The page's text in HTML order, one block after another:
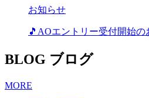
お知らせ
🎵AOエントリー受付開始の
BLOG ブログ
MORE